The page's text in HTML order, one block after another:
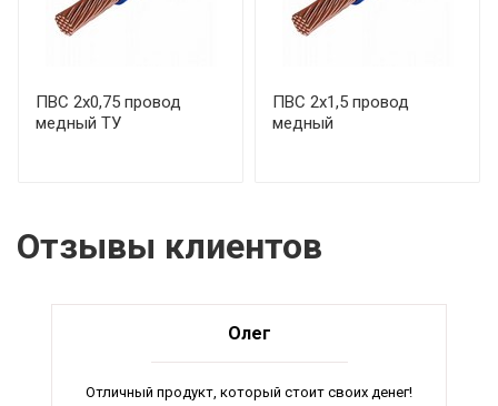
ПВС 2х0,75 провод
медный ТУ
ПВС 2х1,5 провод
медный
Отзывы клиентов
Олег
Отличный продукт, который стоит своих денег!